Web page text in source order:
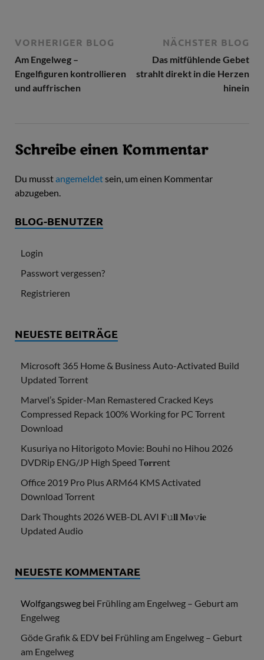
VORHERIGER BLOG
Am Engelweg –
Engelfiguren kontrollieren
und auffrischen
NÄCHSTER BLOG
Das mitfühlende Gebet
strahlt direkt in die Herzen
hinein
Schreibe einen Kommentar
Du musstangemeldetsein, um einen Kommentar
abzugeben.
BLOG-BENUTZER
Login
Passwort vergessen?
Registrieren
NEUESTE BEITRÄGE
Microsoft 365 Home & Business Auto-Activated Build
Updated Torrent
Marvel’s Spider-Man Remastered Cracked Keys
Compressed Repack 100% Working for PC Torrent
Download
Kusuriya no Hitorigoto Movie: Bouhi no Hihou 2026
DVDRip ENG/JP High Speed T𝐨𝐫𝐫ent
Office 2019 Pro Plus ARM64 KMS Activated
Dоwnlоad Torrent
Dark Thoughts 2026 WEB-DL AVI 𝐅𝚞𝐥𝐥 𝐌𝐨𝚟𝐢𝐞
Updated Audio
NEUESTE KOMMENTARE
Wolfgangsweg bei Frühling am Engelweg – Geburt am
Engelweg
Göde Grafik & EDV bei Frühling am Engelweg – Geburt
am Engelweg